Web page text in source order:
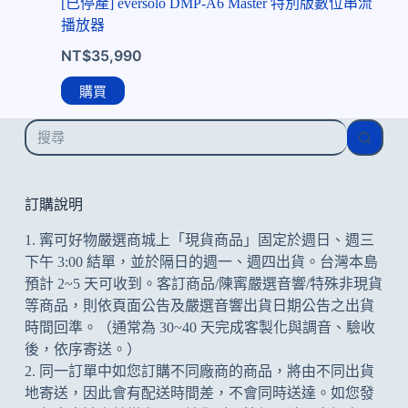
[已停產] eversolo DMP-A6 Master 特別版數位串流
播放器
NT$35,990
購買
找
不
符
的
訂購說明
1. 寗可好物嚴選商城上「現貨商品」固定於週日、週三
下午 3:00 結單，並於隔日的週一、週四出貨。台灣本島
預計 2~5 天可收到。客訂商品/陳寗嚴選音響/特殊非現貨
等商品，則依頁面公告及嚴選音響出貨日期公告之出貨
時間回準。（通常為 30~40 天完成客製化與調音、驗收
後，依序寄送。）
2. 同一訂單中如您訂購不同廠商的商品，將由不同出貨
地寄送，因此會有配送時間差，不會同時送達。如您發